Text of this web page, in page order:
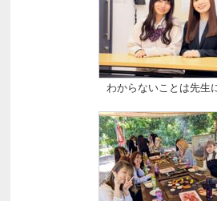
わからないことは先生